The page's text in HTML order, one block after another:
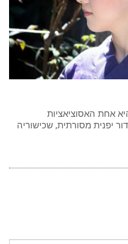
;18-03-25 גיישה היא אחת האסוציאציות
יפנית מסורתית, שכישוריה